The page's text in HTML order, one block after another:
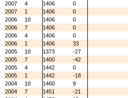
2007
4 1406
0
2007
1 1406
0
2006
10 1406
0
2006
7 1406
0
2006
4 1406
0
2006
1 1406
33
2005
10 1373
-27
2005
7 1400
-42
2005
4 1442
0
2005
1 1442
-18
2004
10 1460
9
2004
7 1451
-21